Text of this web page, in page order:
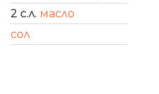
2 с.л. масло
сол